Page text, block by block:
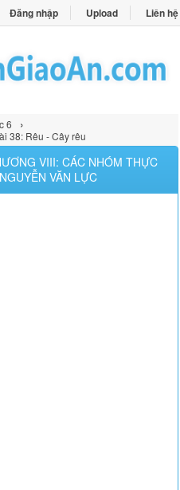
Đăng nhập Upload Liên hệ
6 ›
38: Rêu - Cây rêu
VIII: CÁC NHÓM THỰC
VĂN LỰC